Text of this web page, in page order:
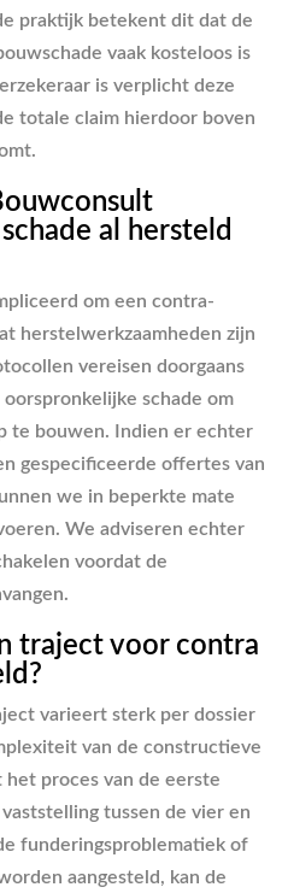
praktijk betekent dit dat de
vaak kosteloos is
is verplicht deze
totale claim hierdoor boven
al hersteld
om een contra-
herstelwerkzaamheden zijn
vereisen doorgaans
schade om
te bouwen. Indien er echter
gespecificeerde offertes van
we in beperkte mate
We adviseren echter
voordat de
traject voor contra
varieert sterk per dossier
van de constructieve
proces van de eerste
tussen de vier en
funderingsproblematiek of
aangesteld, kan de